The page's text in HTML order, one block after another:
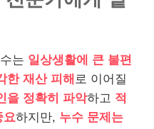
는 일상생활에 큰 불편
한 재산 피해 로 이어질
을 정확히 파악하고 적
요하지만, 누수 문제는